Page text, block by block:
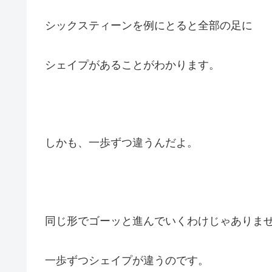
シックスティーンを例にとると全部の足に
シェイプがあることがわかります。
しかも、一歩ずつ違うんだよ。
同じ形でゴーッと進んでいくわけじゃありま
一歩ずつシェイプが違うのです。